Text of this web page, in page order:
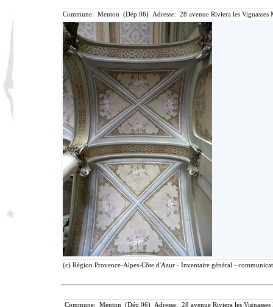
Commune: Menton (Dép.06) Adresse: 28 avenue Riviera les
(c) Région Provence-Alpes-Côte d'Azur - Inventaire général -
Commune: Menton (Dép.06) Adresse: 28 avenue Riviera les